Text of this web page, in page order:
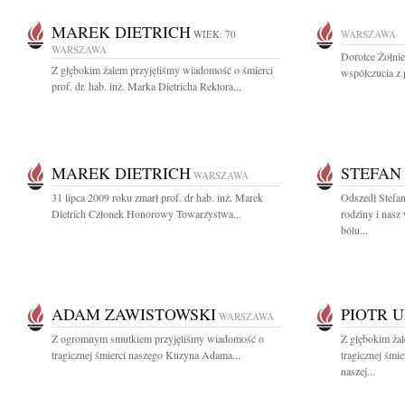
MAREK DIETRICH WIEK: 70
WARSZAWA
Z głębokim żalem przyjęliśmy wiadomość o śmierci
prof. dr. hab. inż. Marka Dietricha Rektora...
WARSZAWA
Dorotce
współczucia
MAREK DIETRICH WARSZAWA
31 lipca 2009 roku zmarł prof. dr hab. inż. Marek
Dietrich Członek Honorowy Towarzystwa...
Odszedł
rodziny i nasz
bólu...
ADAM ZAWISTOWSKI WARSZAWA
Z ogromnym smutkiem przyjęliśmy wiadomość o
tragicznej śmierci naszego Kuzyna Adama...
PIOTR
Z głębokim
tragicznej
naszej...